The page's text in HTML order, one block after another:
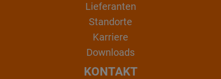
Lieferanten
Standorte
Karriere
Downloads
KONTAKT